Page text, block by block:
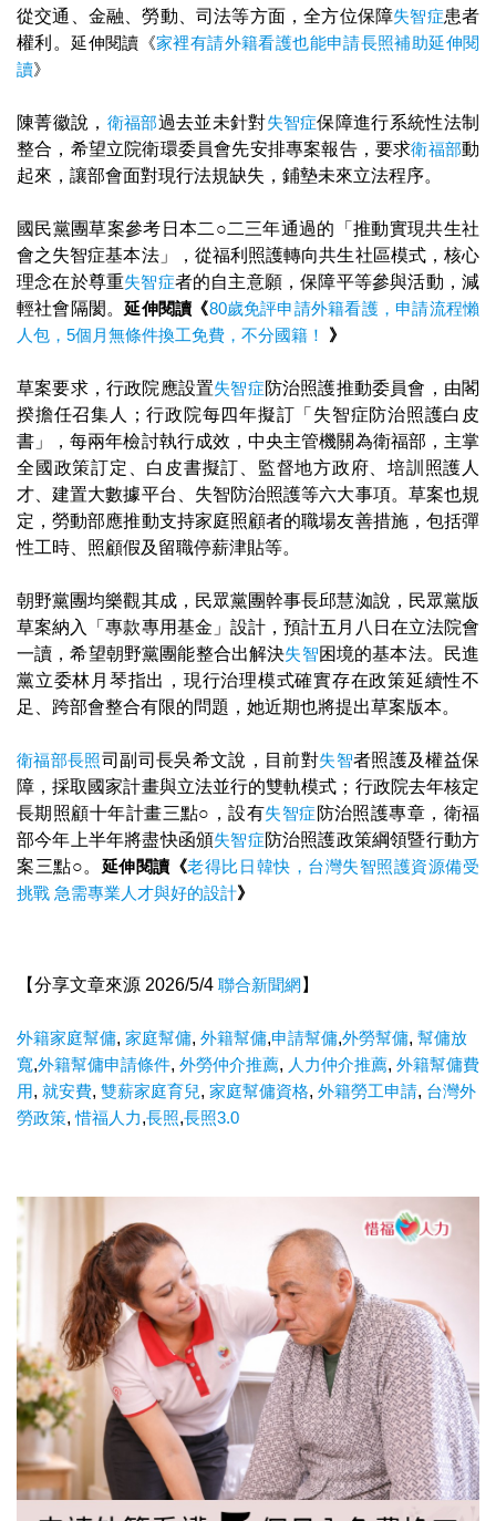
從交通、金融、勞動、司法等方面，全方位保障失智症患者
權利。延伸閱讀《家裡有請外籍看護也能申請長照補助延伸閱
讀》
陳菁徽說， 衛福部過去並未針對失智症保障進行系統性法制
整合，希望立院衛環委員會先安排專案報告，要求衛福部動
起來，讓部會面對現行法規缺失，鋪墊未來立法程序。
國民黨團草案參考日本二○二三年通過的「推動實現共生社
會之失智症基本法」，從福利照護轉向共生社區模式，核心
理念在於尊重失智症者的自主意願，保障平等參與活動，減
輕社會隔閡。延伸閱讀《80歲免評申請外籍看護，申請流程懶
人包，5個月無條件換工免費，不分國籍！ 》
草案要求，行政院應設置失智症防治照護推動委員會，由閣
揆擔任召集人；行政院每四年擬訂「失智症防治照護白皮
書」，每兩年檢討執行成效，中央主管機關為衛福部，主掌
全國政策訂定、白皮書擬訂、監督地方政府、培訓照護人
才、建置大數據平台、失智防治照護等六大事項。草案也規
定，勞動部應推動支持家庭照顧者的職場友善措施，包括彈
性工時、照顧假及留職停薪津貼等。
朝野黨團均樂觀其成，民眾黨團幹事長邱慧洳說，民眾黨版
草案納入「專款專用基金」設計，預計五月八日在立法院會
一讀，希望朝野黨團能整合出解決失智困境的基本法。民進
黨立委林月琴指出，現行治理模式確實存在政策延續性不
足、跨部會整合有限的問題，她近期也將提出草案版本。
衛福部長照司副司長吳希文說，目前對失智者照護及權益保
障，採取國家計畫與立法並行的雙軌模式；行政院去年核定
長期照顧十年計畫三點○，設有失智症 防治照護專章，衛福
部今年上半年將盡快函頒失智症防治照護政策綱領暨行動方
案三點○。 延伸閱讀《老得比日韓快，台灣失智照護資源備受
挑戰 急需專業人才與好的設計》
【分享文章來源 2026/5/4 聯合新聞網 】
外籍家庭幫傭, 家庭幫傭, 外籍幫傭,申請幫傭,外勞幫傭, 幫傭放
寬,外籍幫傭申請條件, 外勞仲介推薦, 人力仲介推薦, 外籍幫傭費
用, 就安費, 雙薪家庭育兒, 家庭幫傭資格, 外籍勞工申請, 台灣外
勞政策,惜福人力,長照,長照3.0